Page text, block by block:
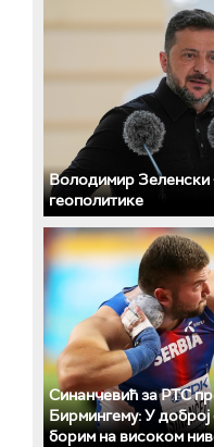
Володимир
геополитике
Синанчевић за РТС
Бирмингему: У
борим на високом